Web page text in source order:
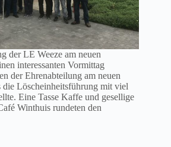
der LE Weeze am neuen
interessanten Vormittag
der Ehrenabteilung am neuen
die Löscheinheitsführung mit viel
Eine Tasse Kaffe und gesellige
Winthuis rundeten den